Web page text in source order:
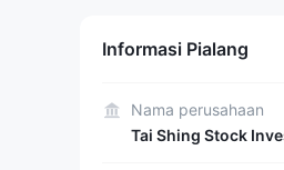
Informasi Pialang
Nama perusahaan
Tai Shing Stock